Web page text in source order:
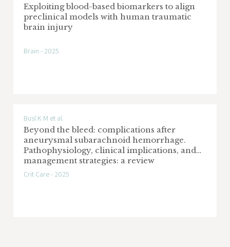
Exploiting blood-based biomarkers to align
preclinical models with human traumatic
brain injury
Brain - 2025
Busl K M et al.
Beyond the bleed: complications after
aneurysmal subarachnoid hemorrhage.
Pathophysiology, clinical implications, and
management strategies: a review
Crit Care - 2025